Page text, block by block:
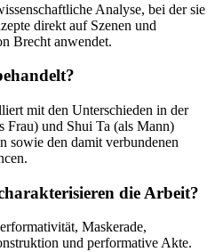
Analyse, bei der sie
direkt auf Szenen und
Brecht anwendet.
mit den Unterschieden in der
Frau) und Shui Ta (als Mann)
sowie den damit verbundenen
die Arbeit?
Maskerade,
und performative Akte.